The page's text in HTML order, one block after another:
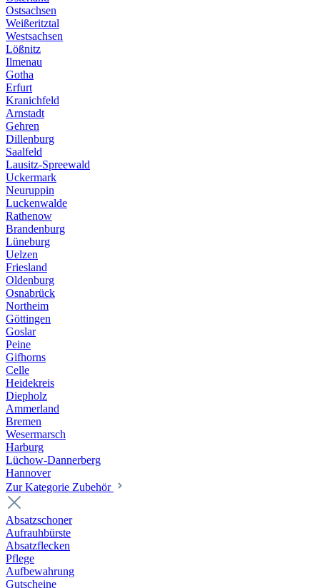
Ostsachsen
Weißeritztal
Westsachsen
Lößnitz
Ilmenau
Gotha
Erfurt
Kranichfeld
Arnstadt
Gehren
Dillenburg
Saalfeld
Lausitz-Spreewald
Uckermark
Neuruppin
Luckenwalde
Rathenow
Brandenburg
Lüneburg
Uelzen
Friesland
Oldenburg
Osnabrück
Northeim
Göttingen
Goslar
Peine
Gifhorns
Celle
Heidekreis
Diepholz
Ammerland
Bremen
Wesermarsch
Harburg
Lüchow-Dannerberg
Hannover
Zur Kategorie Zubehör
Absatzschoner
Aufrauhbürste
Absatzflecken
Pflege
Aufbewahrung
Gutscheine